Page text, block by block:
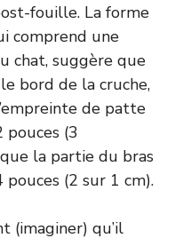
fouille. La forme
comprend une
chat, suggère que
bord de la cruche,
de patte
pouces (3
la partie du bras
pouces (2 sur 1 cm).
(imaginer) qu’il